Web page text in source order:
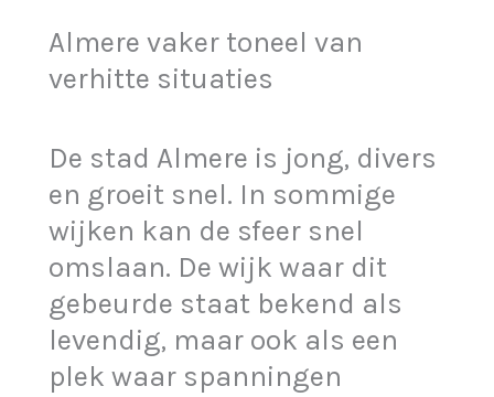
Almere vaker toneel van
verhitte situaties
De stad Almere is jong, divers
en groeit snel. In sommige
wijken kan de sfeer snel
omslaan. De wijk waar dit
gebeurde staat bekend als
levendig, maar ook als een
plek waar spanningen